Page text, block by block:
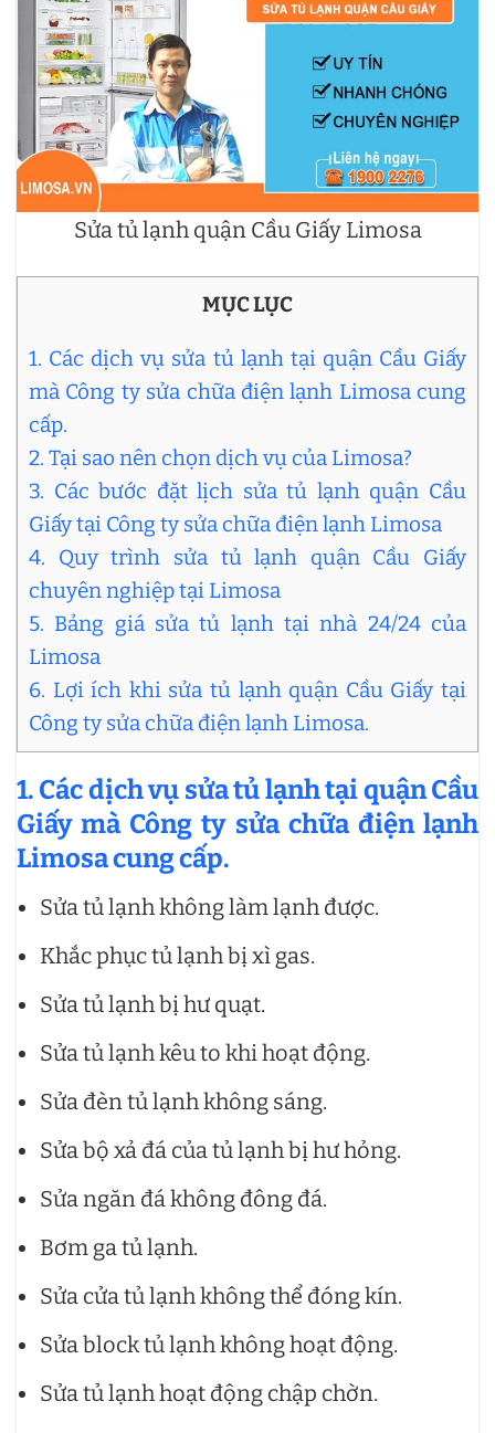
Sửa tủ lạnh quận Cầu Giấy Limosa
MỤC LỤC
1. Các dịch vụ sửa tủ lạnh tại quận Cầu Giấy
mà Công ty sửa chữa điện lạnh Limosa cung
cấp.
2. Tại sao nên chọn dịch vụ của Limosa?
3. Các bước đặt lịch sửa tủ lạnh quận Cầu
Giấy tại Công ty sửa chữa điện lạnh Limosa
4. Quy trình sửa tủ lạnh quận Cầu Giấy
chuyên nghiệp tại Limosa
5. Bảng giá sửa tủ lạnh tại nhà 24/24 của
Limosa
6. Lợi ích khi sửa tủ lạnh quận Cầu Giấy tại
Công ty sửa chữa điện lạnh Limosa.
1. Các dịch vụ sửa tủ lạnh tại quận Cầu
Giấy mà Công ty sửa chữa điện lạnh
Limosa cung cấp.
Sửa tủ lạnh không làm lạnh được.
Khắc phục tủ lạnh bị xì gas.
Sửa tủ lạnh bị hư quạt.
Sửa tủ lạnh kêu to khi hoạt động.
Sửa đèn tủ lạnh không sáng.
Sửa bộ xả đá của tủ lạnh bị hư hỏng.
Sửa ngăn đá không đông đá.
Bơm ga tủ lạnh.
Sửa cửa tủ lạnh không thể đóng kín.
Sửa block tủ lạnh không hoạt động.
Sửa tủ lạnh hoạt động chập chờn.